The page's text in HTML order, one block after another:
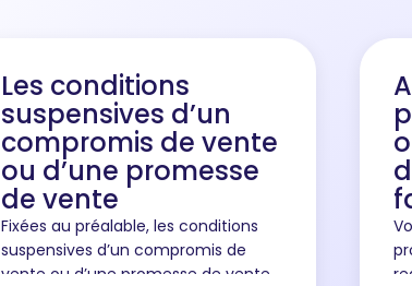
Les conditions
suspensives d’un
compromis de vente
ou d’une promesse
de vente
Fixées au préalable, les conditions
suspensives d’un compromis de
vente ou d’une promesse de vente